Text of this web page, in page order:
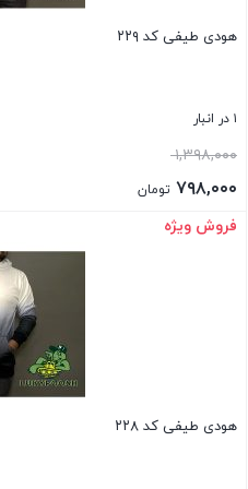
هودی طیفی کد ۲۲۹
۱ در انبار
۱,۳۹۸,۰۰۰قیمت
اصلی: ۷۹۸,۰۰۰ تومان
قیمت
بستن
فروش ویژه
هودی طیفی کد ۲۲۸